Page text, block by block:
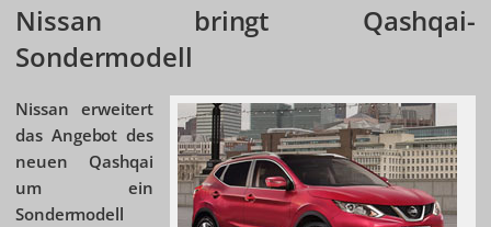
Nissan bringt Qashqai-
Sondermodell
Nissan erweitert
das Angebot des
neuen Qashqai
um ein
Sondermodell